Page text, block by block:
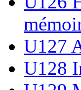
U127
U128